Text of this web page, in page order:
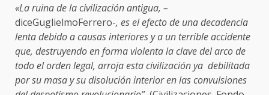
«La ruina de la civilización antigua, –
diceGuglielmoFerrero-, es el efecto de una decadencia
lenta debido a causas interiores y a un terrible accidente
que, destruyendo en forma violenta la clave del arco de
todo el orden legal, arroja esta civilización ya debilitada
por su masa y su disolución interior en las convulsiones